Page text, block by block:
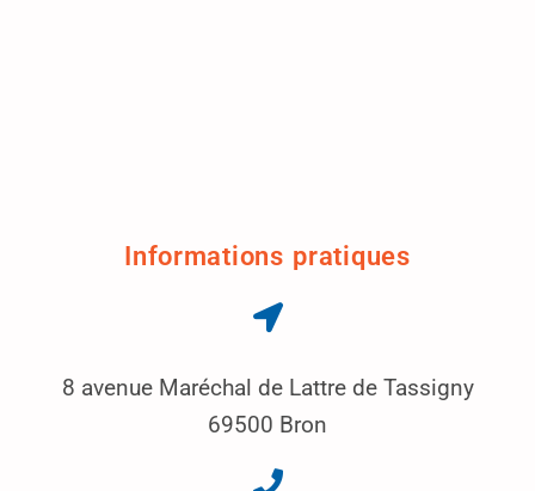
Informations pratiques
8 avenue Maréchal de Lattre de Tassigny
69500 Bron